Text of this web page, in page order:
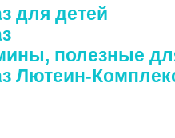
для детей
полезные
Лютеин-